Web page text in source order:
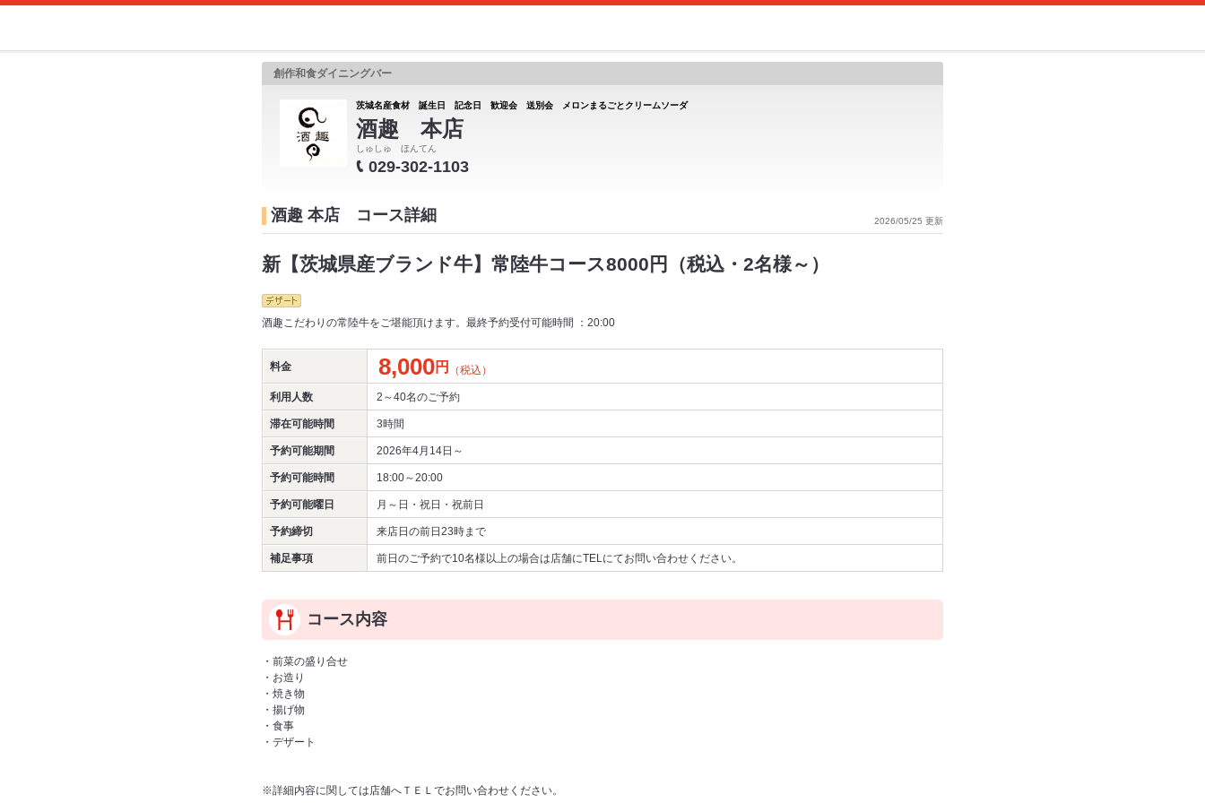
創作和食ダイニングバー
茨城名産食材 誕生日 記念日 歓迎会 送別会 メロンまるごとクリームソーダ
酒趣 本店
しゅしゅ ほんてん
029-302-1103
2026/05/25 更新
酒趣 本店 コース詳細
新【茨城県産ブランド牛】常陸牛コース8000円（税込・2名様～）
酒趣こだわりの常陸牛をご堪能頂けます。最終予約受付可能時間 ：20:00
料金 8,000円 （税込）
利用人数 2～40名のご予約
滞在可能時間 3時間
予約可能期間 2026年4月14日～
予約可能時間 18:00～20:00
予約可能曜日 月～日・祝日・祝前日
予約締切 来店日の前日23時まで
補足事項 前日のご予約で10名様以上の場合は店舗にTELにてお問い合わせください。
コース内容
・前菜の盛り合せ
・お造り
・焼き物
・揚げ物
・食事
・デザート
※詳細内容に関しては店舗へＴＥＬでお問い合わせください。